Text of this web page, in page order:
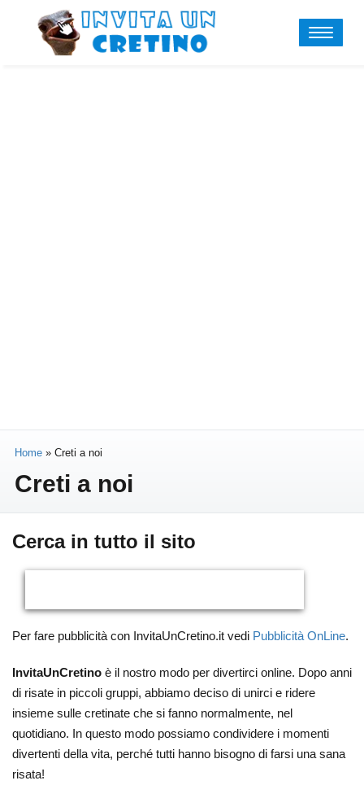
Home » Creti a noi
Creti a noi
Cerca in tutto il sito
Per fare pubblicità con InvitaUnCretino.it vedi Pubblicità OnLine.
InvitaUnCretino è il nostro modo per divertirci online. Dopo anni
di risate in piccoli gruppi, abbiamo deciso di unirci e ridere
insieme sulle cretinate che si fanno normalmente, nel
quotidiano. In questo modo possiamo condividere i momenti
divertenti della vita, perché tutti hanno bisogno di farsi una sana
risata!